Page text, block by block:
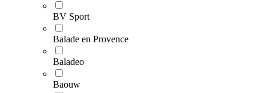
BV Sport
Balade en Provence
Baladeo
Baouw